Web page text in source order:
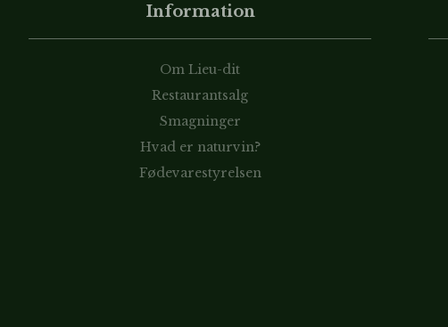
Information
Om Lieu-dit
Restaurantsalg
Smagninger
Hvad er naturvin?
Fødevarestyrelsen